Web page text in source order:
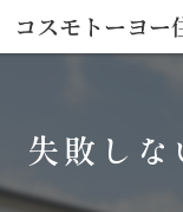
失敗し